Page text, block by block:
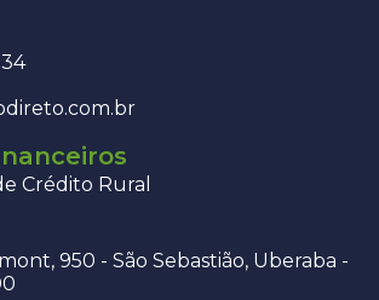
Crédito Rural
950 - São Sebastião, Uberaba -